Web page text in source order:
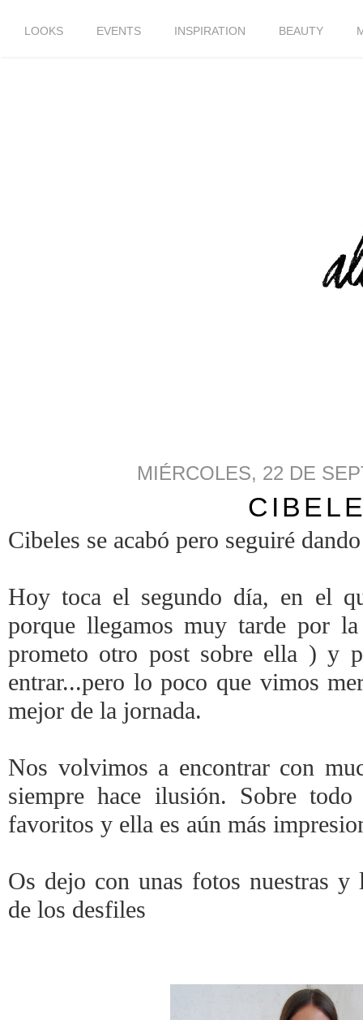
LOOKS EVENTS INSPIRATION BEAUTY
MIÉRCOLES, 22 DE
Cibeles se acabó pero seguiré
Hoy toca el segundo día, en el
porque llegamos muy tarde por
prometo otro post sobre ella ) y
entrar...pero lo poco que vimos
mejor de la jornada.
Nos volvimos a encontrar con
siempre hace ilusión. Sobre
favoritos y ella es aún más
Os dejo con unas fotos nuestras
de los desfiles